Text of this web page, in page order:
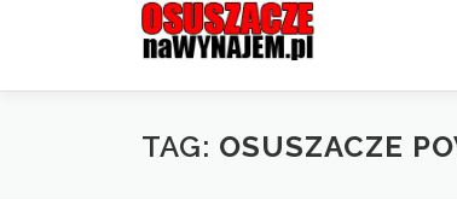
TAG: OSUSZACZE